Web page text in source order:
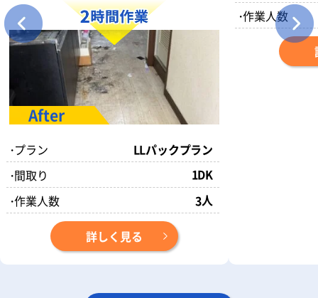
・プラン
LLパックプラン
・間取り
1DK
・作業人数 3人
詳しく見る
・作業人数